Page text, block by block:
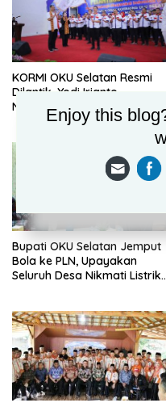
KORMI OKU Selatan Resmi
Dilantik, Yodi Irianto
Nahkodai Kepengurusan
2026–2030
Bupati OKU Selatan Jemput
Bola ke PLN, Upayakan
Seluruh Desa Nikmati Listrik
Enjoy this